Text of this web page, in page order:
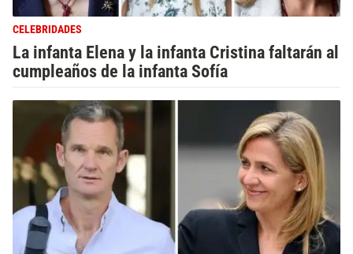
CELEBRIDADES
La infanta Elena y la infanta Cristina faltarán al
cumpleaños de la infanta Sofía